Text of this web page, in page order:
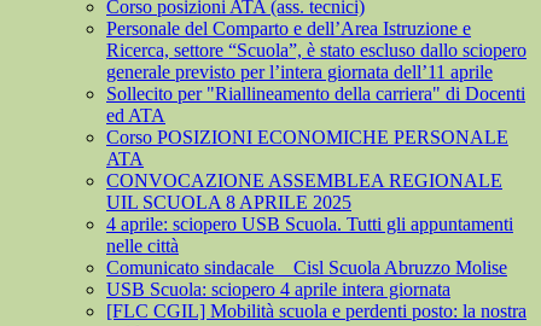
Corso posizioni ATA (ass. tecnici)
Personale del Comparto e dell’Area Istruzione e
Ricerca, settore “Scuola”, è stato escluso dallo sciopero
generale previsto per l’intera giornata dell’11 aprile
Sollecito per "Riallineamento della carriera" di Docenti
ed ATA
Corso POSIZIONI ECONOMICHE PERSONALE
ATA
CONVOCAZIONE ASSEMBLEA REGIONALE
UIL SCUOLA 8 APRILE 2025
4 aprile: sciopero USB Scuola. Tutti gli appuntamenti
nelle città
Comunicato sindacale _ Cisl Scuola Abruzzo Molise
USB Scuola: sciopero 4 aprile intera giornata
[FLC CGIL] Mobilità scuola e perdenti posto: la nostra